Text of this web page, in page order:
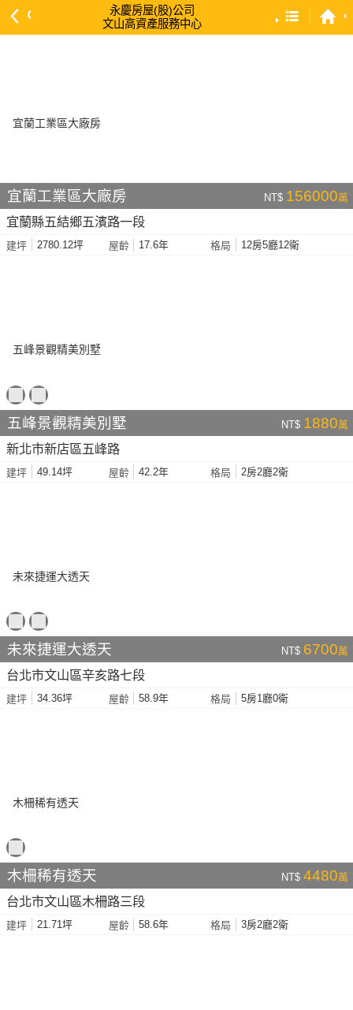
永慶房屋(股)公司
文山高資產服務中心
依建物坪數 大 → 小
依土地坪數 大 → 小
宜蘭工業區大廠房 NT$ 156000萬
宜蘭縣五結鄉五濱路一段
建坪 2780.12坪 屋齡 17.6年 格局 12房5廳12衛
五峰景觀精美別墅 NT$ 1880萬
新北市新店區五峰路
建坪 49.14坪 屋齡 42.2年 格局 2房2廳2衛
未來捷運大透天 NT$ 6700萬
台北市文山區辛亥路七段
建坪 34.36坪 屋齡 58.9年 格局 5房1廳0衛
木柵稀有透天 NT$ 4480萬
台北市文山區木柵路三段
建坪 21.71坪 屋齡 58.6年 格局 3房2廳2衛